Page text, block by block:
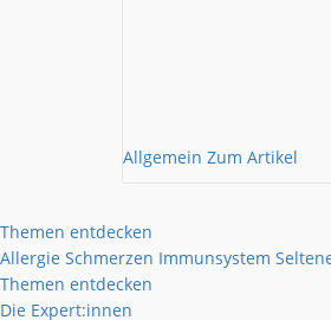
Allgemein Zum Artikel
Themen entdecken
Allergie Schmerzen Immunsystem
Themen entdecken
Die Expert:innen